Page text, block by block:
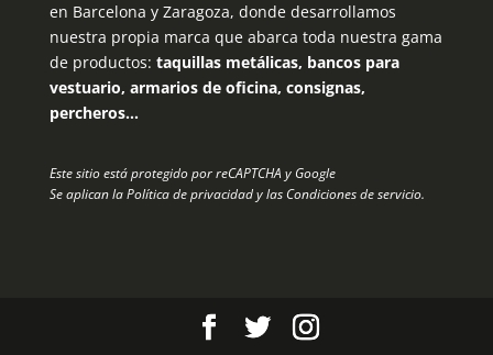
en Barcelona y Zaragoza, donde desarrollamos
nuestra propia marca que abarca toda nuestra gama
de productos: taquillas metálicas, bancos para
vestuario, armarios de oficina, consignas,
percheros…
Este sitio está protegido por reCAPTCHA y Google
Se aplican laPolítica de privacidady las Condiciones de servicio.